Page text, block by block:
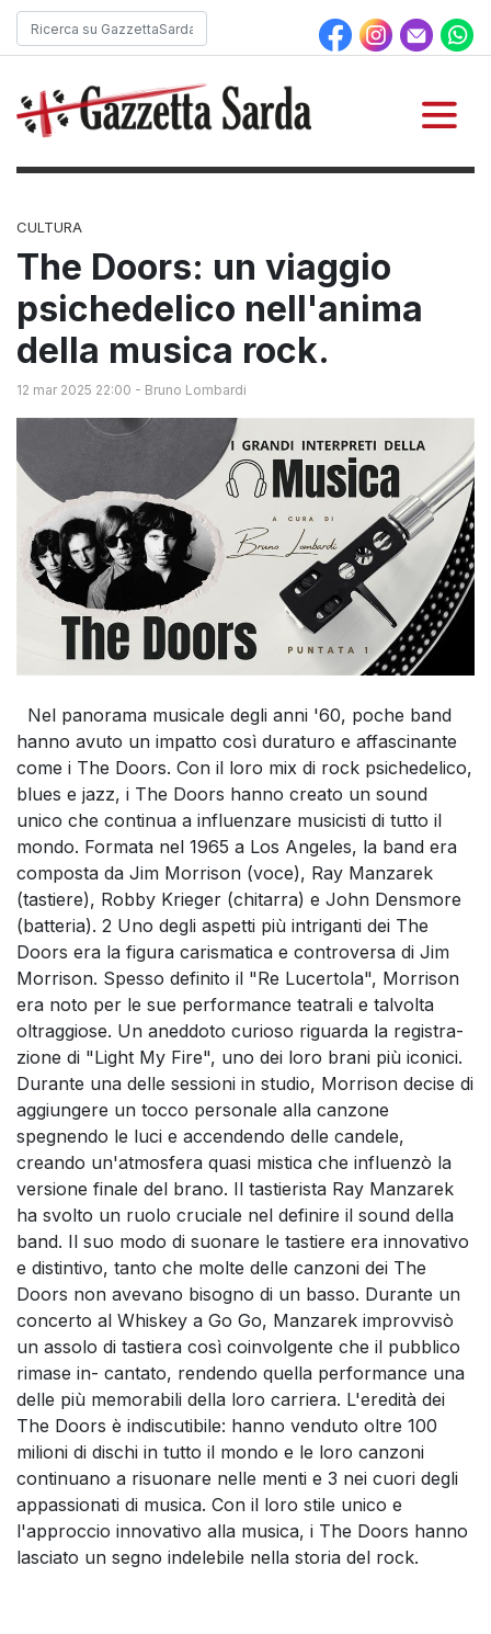
CULTURA
The Doors: un viaggio
psichedelico nell'anima
della musica rock.
12 mar 2025 22:00 - Bruno Lombardi
Nel panorama musicale degli anni '60, poche band
hanno avuto un impatto così duraturo e affascinante
come i The Doors. Con il loro mix di rock psichedelico,
blues e jazz, i The Doors hanno creato un sound
unico che continua a influenzare musicisti di tutto il
mondo. Formata nel 1965 a Los Angeles, la band era
composta da Jim Morrison (voce), Ray Manzarek
(tastiere), Robby Krieger (chitarra) e John Densmore
(batteria). 2 Uno degli aspetti più intriganti dei The
Doors era la figura carismatica e controversa di Jim
Morrison. Spesso definito il "Re Lucertola", Morrison
era noto per le sue performance teatrali e talvolta
oltraggiose. Un aneddoto curioso riguarda la registra-
zione di "Light My Fire", uno dei loro brani più iconici.
Durante una delle sessioni in studio, Morrison decise di
aggiungere un tocco personale alla canzone
spegnendo le luci e accendendo delle candele,
creando un'atmosfera quasi mistica che influenzò la
versione finale del brano. Il tastierista Ray Manzarek
ha svolto un ruolo cruciale nel definire il sound della
band. Il suo modo di suonare le tastiere era innovativo
e distintivo, tanto che molte delle canzoni dei The
Doors non avevano bisogno di un basso. Durante un
concerto al Whiskey a Go Go, Manzarek improvvisò
un assolo di tastiera così coinvolgente che il pubblico
rimase in- cantato, rendendo quella performance una
delle più memorabili della loro carriera. L'eredità dei
The Doors è indiscutibile: hanno venduto oltre 100
milioni di dischi in tutto il mondo e le loro canzoni
continuano a risuonare nelle menti e 3 nei cuori degli
appassionati di musica. Con il loro stile unico e
l'approccio innovativo alla musica, i The Doors hanno
lasciato un segno indelebile nella storia del rock.